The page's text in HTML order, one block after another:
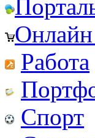
Работа
Спорт